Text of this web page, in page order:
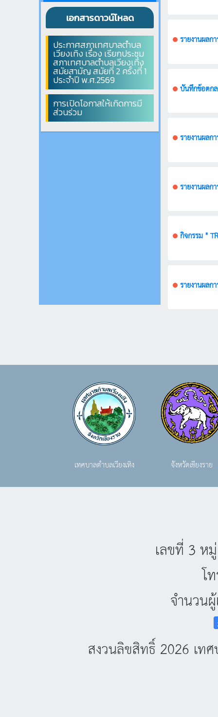
เอกสารดาวน์โหลด
ประกาศสภาเทศบาลตำบล
เวียงเทิง เรื่อง เรียกประชุม
สภาเทศบาลตำบลเวียงเทิง
สมัยสามัญ สมัยที่ 2 ครั้งที่ 1
ประจำปี พ.ศ.2569
การเปิดโอกาสให้เกิดการมี
ส่วนร่วม
รายงานผลก
บันทึกข้อตกล
รายงานผลก
กิจกรรม "
รายงานผลก
เทศบาลตำบลเวียงเทิง จังหวัดเชียงราย
เลขที่ 3 ห
โ
จำนวน
สงวนลิขสิทธิ์ 2026 เท